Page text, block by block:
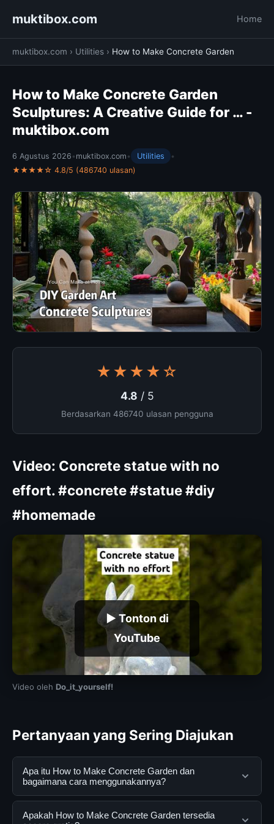
muktibox.com Home
muktibox.com › Utilities › How to Make Concrete Garden
How to Make Concrete Garden
Sculptures: A Creative Guide for … -
muktibox.com
6 Agustus 2026 • muktibox.com • Utilities
•
★★★★☆ 4.8/5 (486740 ulasan)
★★★★☆
4.8 / 5
Berdasarkan 486740 ulasan pengguna
Video: Concrete statue with no
effort. #concrete #statue #diy
#homemade
▶ Tonton di
YouTube
Video oleh Do_it_yourself!
Pertanyaan yang Sering Diajukan
Apa itu How to Make Concrete Garden dan
bagaimana cara menggunakannya?
How to Make Concrete Garden adalah layanan digital
Apakah How to Make Concrete Garden tersedia